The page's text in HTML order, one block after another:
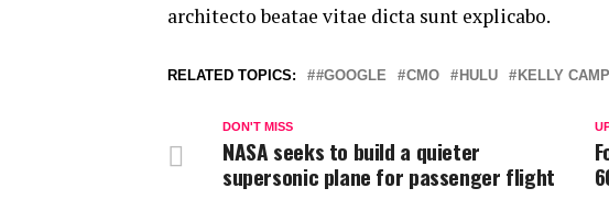
architecto beatae vitae dicta sunt explicabo.
RELATED TOPICS: #GOOGLE CMO HULU KELLY
DON'T MISS
NASA seeks to build a quieter
supersonic plane for passenger flight